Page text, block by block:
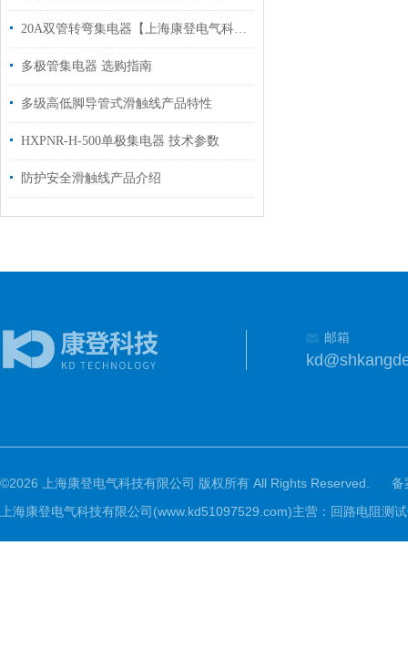
20A双管转弯集电器【上海康登电气科技有限公司】
多极管集电器 选购指南
多级高低脚导管式滑触线产品特性
HXPNR-H-500单极集电器 技术参数
防护安全滑触线产品介绍
邮箱
©2026 上海康登电气科技有限公司 版权所有 All Rights Reserved.
备
上海康登电气科技有限公司(www.kd51097529.com)主营：回路电阻